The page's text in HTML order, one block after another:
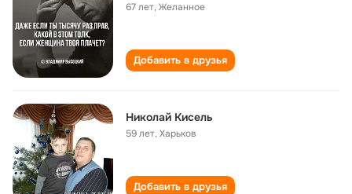
67 лет,Желанное
Добавить в друзья
Николай Кисель
59 лет,Харьков
Добавить в друзья